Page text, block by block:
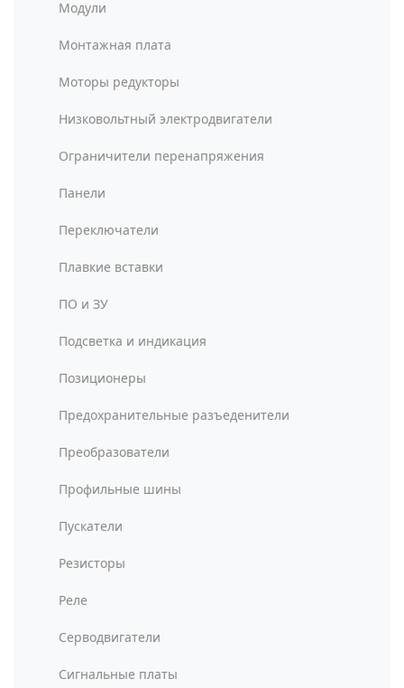
Модули
Монтажная плата
Моторы редукторы
Низковольтный электродвигатели
Ограничители перенапряжения
Панели
Переключатели
Плавкие вставки
ПО и ЗУ
Подсветка и индикация
Позиционеры
Предохранительные разъеденители
Преобразователи
Профильные шины
Пускатели
Резисторы
Реле
Серводвигатели
Сигнальные платы